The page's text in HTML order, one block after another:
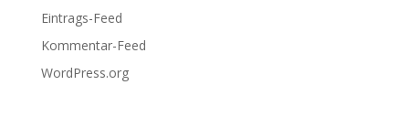
Eintrags-Feed
Kommentar-Feed
WordPress.org